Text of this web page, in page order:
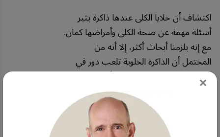
اكتشاف أن خلايا الكلى عندها ذاكرة يثير
أسئلة مهمة عن صحة الكلى وأمراضها كمان.
مع إنه يلزمنا أبحاث أكثر، إلا أنه من
المحتمل أن الذاكرة الخلوية تلعب دور في
طريقة استجابة الكلى للإصابة أو الإجهاد.
مثلاً، بعد إصابة، خلايا الكلى ممكن "تتذكّر"
الضرر وتبدأ عمليات الإصلاح. لكن، في
بعض الحالات، هالذاكرة الخلوية ممكن
×